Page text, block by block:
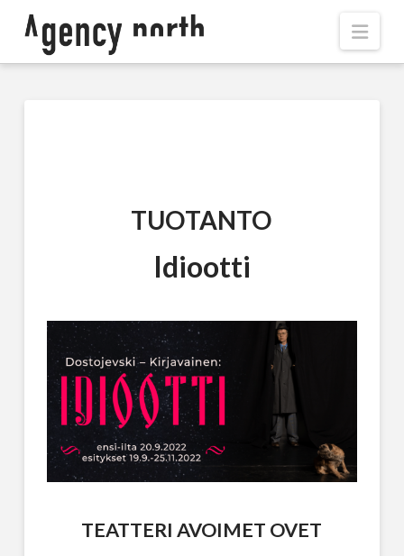
TUOTANTO
Idiootti
TEATTERI AVOIMET OVET